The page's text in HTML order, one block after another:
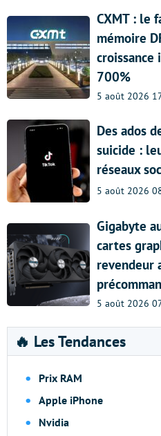
CXMT : le
mémoire
croissance
700%
5 août 2026
Des ados
suicide :
réseaux
5 août 2026
Gigabyte
cartes
revendeur
5 août 2026
🔥 Les Tendances
Prix RAM
Apple iPhone
Nvidia